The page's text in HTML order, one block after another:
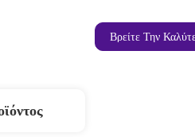
Βρείτε Την